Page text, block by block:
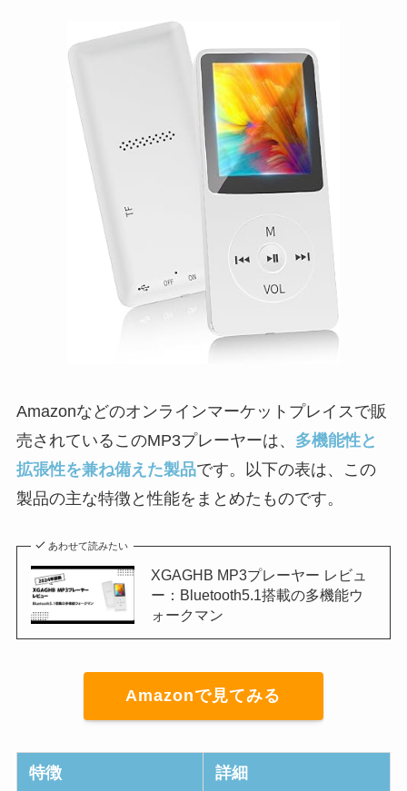
Amazonなどのオンラインマーケットプレイスで販
売されているこのMP3プレーヤーは、 多機能性と
拡張性を兼ね備えた製品です。以下の表は、この
製品の主な特徴と性能をまとめたものです。
あわせて読みたい
XGAGHB MP3プレーヤー レビュ
ー：Bluetooth5.1搭載の多機能ウ
ォークマン
Amazonで見てみる
特徴 詳細